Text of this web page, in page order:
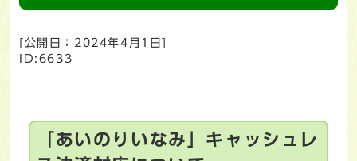
[公開日： 2024年4月1日]
ID:6633
「あいのりいなみ」キャッシュレ